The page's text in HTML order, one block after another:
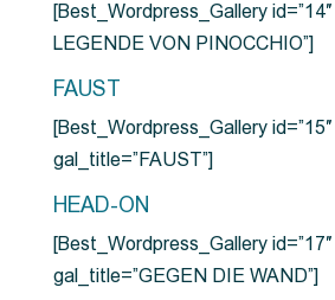
[Best_Wordpress_Gallery
LEGENDE VON PINOCCHIO”]
FAUST
[Best_Wordpress_Gallery id=”15″
gal_title=”FAUST”]
HEAD-ON
[Best_Wordpress_Gallery id=”17″
gal_title=”GEGEN DIE WAND”]